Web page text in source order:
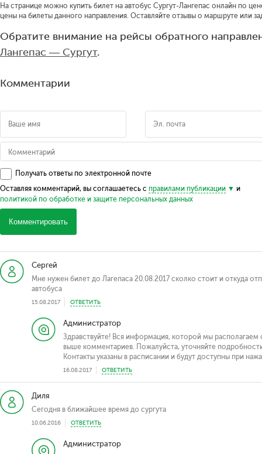
На странице можно купить билет на автобус Сургут-Лангепас онлайн по
цены на билеты данного направления. Оставляйте отзывы о маршруте или
Обратите внимание на рейсы обратного
Лангепас — Сургут.
Комментарии
Получать ответы по электронной почте
Оставляя комментарий, вы соглашаетесь с правилами публикации
и
политикой по обработке и защите персональных данных
Комментировать
Сергей
Мне нужен билет до Лагепаса 20.08.2017 сколко стоит и откуда
автобуса
15.08.2017 ОТВЕТИТЬ
Администратор
Здравствуйте! Вся информация, которой мы располагаем
выше комментариев. Пожалуйста, уточняйте
Контакты указаны в расписании и будут доступны при
16.08.2017 ОТВЕТИТЬ
Диля
Сегодня в ближайшее время до сургута
10.06.2016 ОТВЕТИТЬ
Администратор